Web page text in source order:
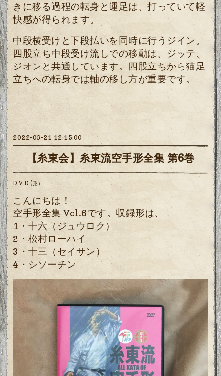
きに移る過程の転身と運足は、打っていて軽
快感が得られます。
中段横受けと下段払いを同時に行うジイン。
四股立ち中段受け流しでの移動は、ジッテ、
ジオンと共通しています。四股立ちから猫足
立ちへの転身では軸の移し方が重要です。
2022-06-21 12:15:00
【糸東会】糸東流空手形全集 第6巻
D V D (形）
こんにちは！
空手形全集 Vol.6です。収録形は、
1・十六（ジュウロク）
2・松村ローハイ
3・十三（セイサン）
4・シソーチン